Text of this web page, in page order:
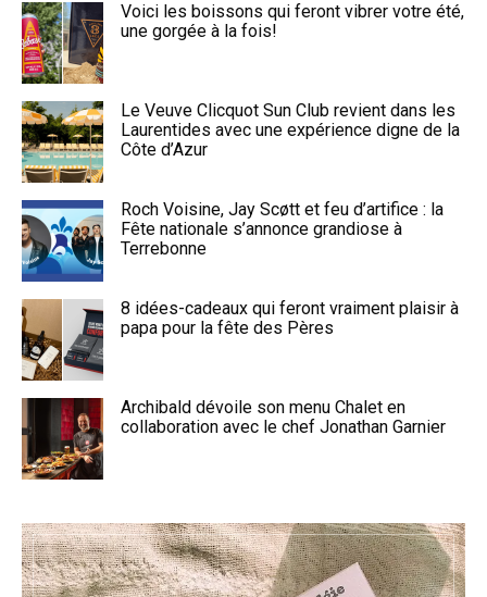
Voici les boissons qui feront vibrer votre été,
une gorgée à la fois!
Le Veuve Clicquot Sun Club revient dans les
Laurentides avec une expérience digne de la
Côte d’Azur
Roch Voisine, Jay Scøtt et feu d’artifice : la
Fête nationale s’annonce grandiose à
Terrebonne
8 idées-cadeaux qui feront vraiment plaisir à
papa pour la fête des Pères
Archibald dévoile son menu Chalet en
collaboration avec le chef Jonathan Garnier